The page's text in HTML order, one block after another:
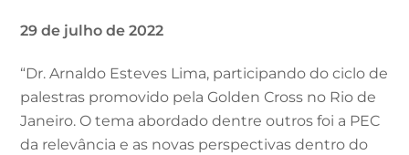
29 de julho de 2022
“Dr. Arnaldo Esteves Lima, participando do ciclo de
palestras promovido pela Golden Cross no Rio de
Janeiro. O tema abordado dentre outros foi a PEC
da relevância e as novas perspectivas dentro do